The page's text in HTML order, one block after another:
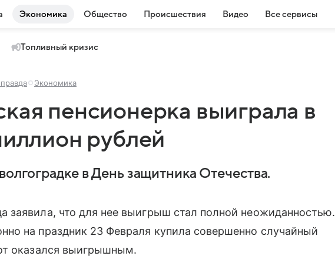
Экономика Общество Происшествия Видео Все сервисы
Топливный кризис
Экономика
пенсионерка выиграла в
рублей
в День защитника Отечества.
заявила, что для нее выигрыш стал полной неожиданностью.
на праздник 23 Февраля купила совершенно случайный
оказался выигрышным.